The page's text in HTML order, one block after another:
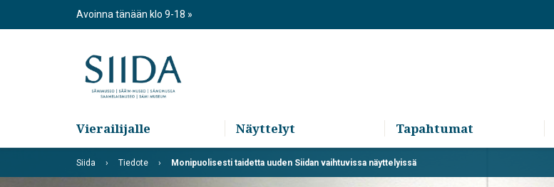
Avoinna tänään klo 9-18
Vierailijalle Näyttelyt Tapahtumat
Siida Tiedote Monipuolisesti taidetta uuden Siidan vaihtuvissa näyttelyissä